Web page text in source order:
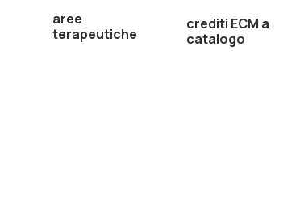
aree
terapeutiche
crediti ECM a
catalogo